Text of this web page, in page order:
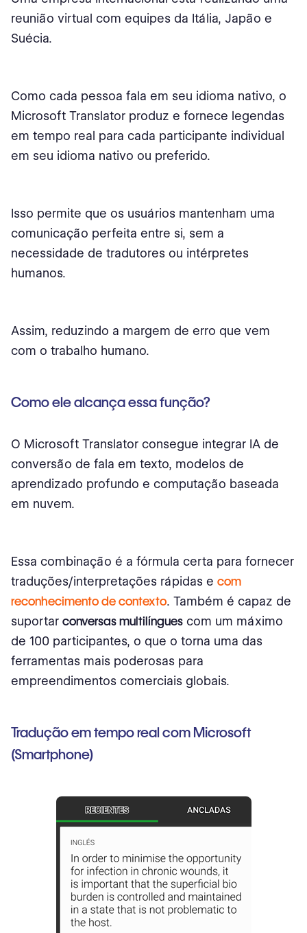
reunião virtual com equipes da Itália, Japão e
Suécia.
Como cada pessoa fala em seu idioma nativo, o
Microsoft Translator produz e fornece legendas
em tempo real para cada participante individual
em seu idioma nativo ou preferido.
Isso permite que os usuários mantenham uma
comunicação perfeita entre si, sem a
necessidade de tradutores ou intérpretes
humanos.
Assim, reduzindo a margem de erro que vem
com o trabalho humano.
Como ele alcança essa função?
O Microsoft Translator consegue integrar IA de
conversão de fala em texto, modelos de
aprendizado profundo e computação baseada
em nuvem.
Essa combinação é a fórmula certa para fornecer
traduções/interpretações rápidas e com
reconhecimento de contexto. Também é capaz de
suportar conversas multilíngues com um máximo
de 100 participantes, o que o torna uma das
ferramentas mais poderosas para
empreendimentos comerciais globais.
Tradução em tempo real com Microsoft
(Smartphone)